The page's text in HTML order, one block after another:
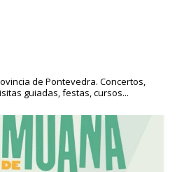
de Pontevedra. Concertos,
guiadas, festas, cursos...